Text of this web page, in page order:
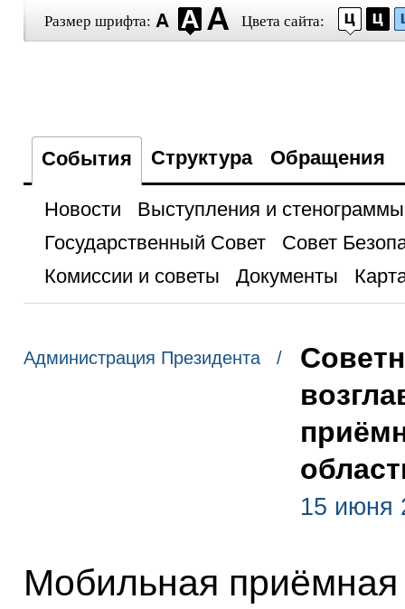
Размер шрифта: Цвета сайта:
События Структура Обращения
Новости
Выступления и стенограммы
Государственный Совет
Совет
Комиссии и советы
Документы
Администрация Президента /
15 июня
Мобильная